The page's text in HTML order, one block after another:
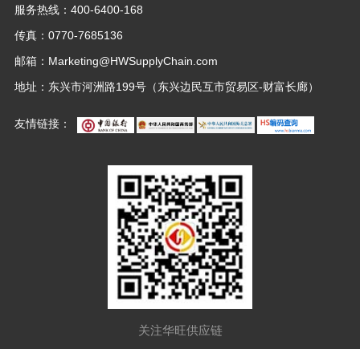
服务热线： 400-6400-168
传真：0770-7685136
邮箱： Marketing@HWSupplyChain.com
地址：东兴市河洲路199号（东兴边民互市贸易区-财富长廊）
友情链接：
关注华旺供应链